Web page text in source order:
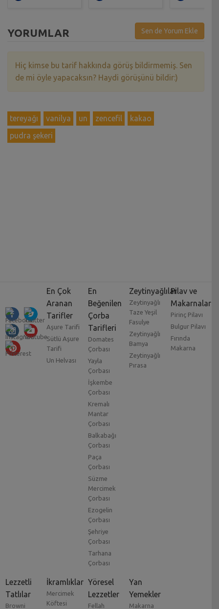
YORUMLAR Sen de Yorum Ekle
Hiç kimse bu tarif hakkında görüş bildirmemiş. Sen
de mi öyle yapacaksın? Haydi görüşünü bildir:)
tereyağı vanilya un zencefil
kakao
pudra şekeri
En Çok
Aranan
Tarifler
Aşure Tarifi
Sütlü Aşure
Tarifi
Un Helvası
En
Beğenilen
Çorba
Tarifleri
Domates
Çorbası
Yayla
Çorbası
İşkembe
Çorbası
Kremalı
Mantar
Çorbası
Balkabağı
Çorbası
Paça
Çorbası
Süzme
Mercimek
Çorbası
Ezogelin
Çorbası
Şehriye
Çorbası
Tarhana
Çorbası
Zeytinyağlılar
Zeytinyağlı
Taze Yeşil
Fasulye
Zeytinyağlı
Bamya
Zeytinyağlı
Pırasa
Pilav ve
Makarnalar
Pirinç Pilavı
Bulgur Pilavı
Fırında
Makarna
Lezzetli
Tatlılar
Browni
İkramlıklar
Mercimek
Köftesi
Yöresel
Lezzetler
Fellah
Yan
Yemekler
Makarna